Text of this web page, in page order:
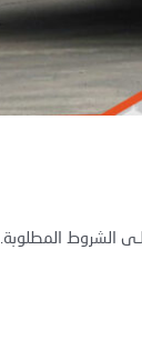
الشروط المطلوبة.